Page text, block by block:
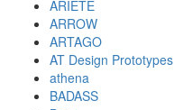
ARIETE
ARROW
ARTAGO
AT Design Prototypes
athena
BADASS